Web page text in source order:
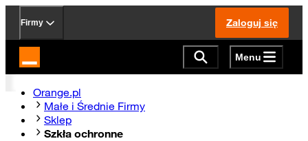
Firmy Zaloguj się
Strona główna Orange.pl Menu
Orange.pl
Małe i Średnie Firmy
Sklep
Szkła ochronne